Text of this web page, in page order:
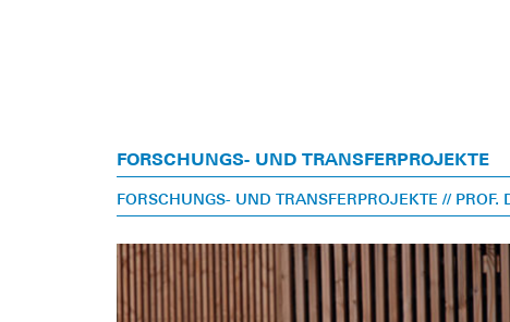
FORSCHUNGS- UND TRANSFERPROJEKTE
FORSCHUNGS- UND TRANSFERPROJEKTE // PROF.